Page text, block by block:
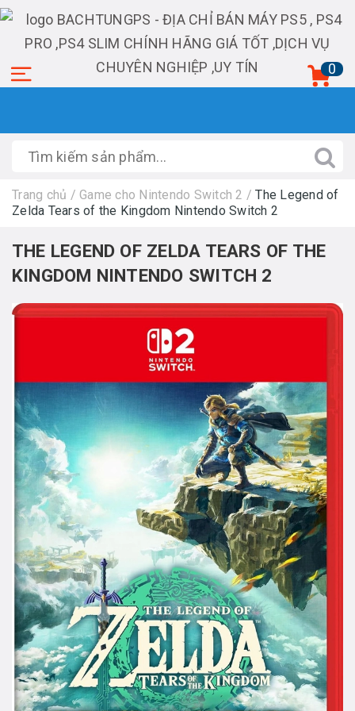
0
Trang chủ / Game cho Nintendo Switch 2 /The Legend of
Zelda Tears of the Kingdom Nintendo Switch 2
THE LEGEND OF ZELDA TEARS OF THE
KINGDOM NINTENDO SWITCH 2